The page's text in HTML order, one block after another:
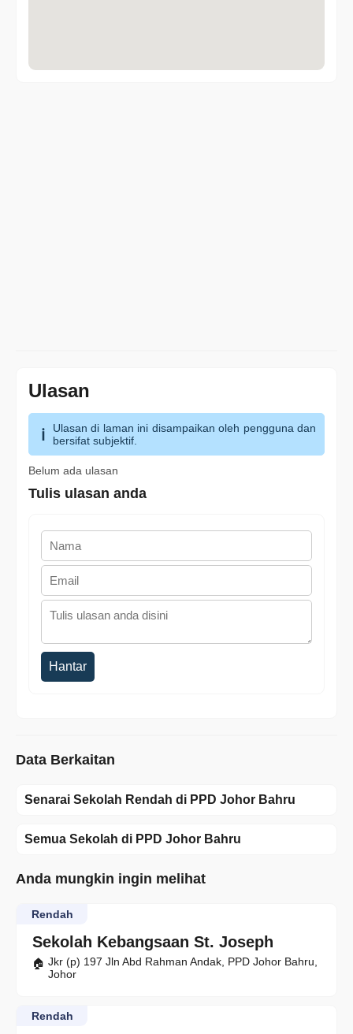
Ulasan
Ulasan di laman ini disampaikan oleh pengguna dan
bersifat subjektif.
Belum ada ulasan
Tulis ulasan anda
Hantar
Data Berkaitan
Senarai Sekolah Rendah di PPD Johor Bahru
Semua Sekolah di PPD Johor Bahru
Anda mungkin ingin melihat
Sekolah Kebangsaan St. Joseph
Rendah
Jkr (p) 197 Jln Abd Rahman Andak, PPD Johor Bahru,
Johor
Rendah